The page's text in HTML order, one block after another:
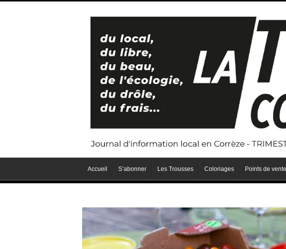
Accueil S’abonner Les Trousses Coloriages Points de vente